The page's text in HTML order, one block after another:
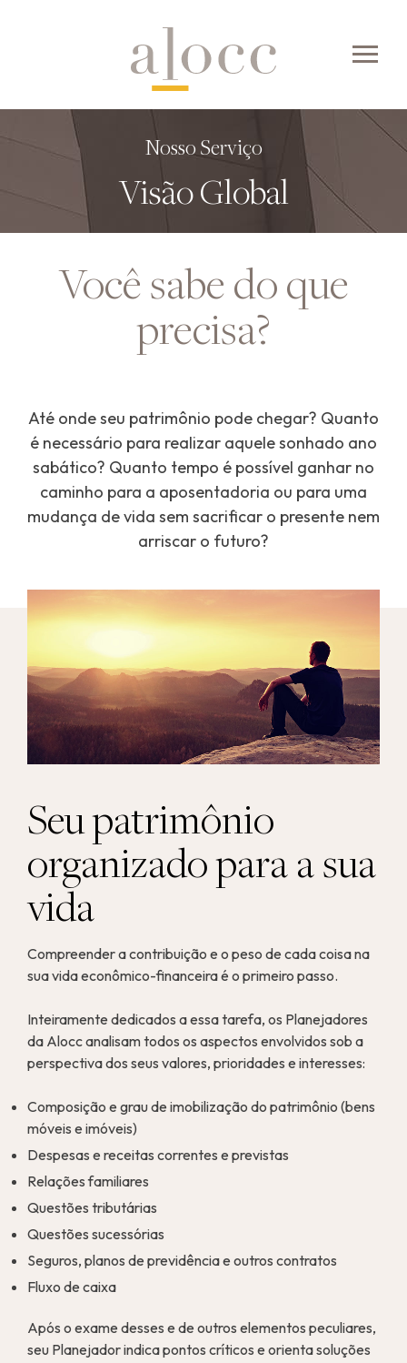
Nosso Serviço
Visão Global
Você sabe do que
precisa?
Até onde seu patrimônio pode chegar? Quanto
é necessário para realizar aquele sonhado ano
sabático? Quanto tempo é possível ganhar no
caminho para a aposentadoria ou para uma
mudança de vida sem sacrificar o presente nem
arriscar o futuro?
Seu patrimônio
organizado para a sua
vida
Compreender a contribuição e o peso de cada coisa na
sua vida econômico-financeira é o primeiro passo.
Inteiramente dedicados a essa tarefa, os Planejadores
da Alocc analisam todos os aspectos envolvidos sob a
perspectiva dos seus valores, prioridades e interesses:
Composição e grau de imobilização do patrimônio (bens
móveis e imóveis)
Despesas e receitas correntes e previstas
Relações familiares
Questões tributárias
Questões sucessórias
Seguros, planos de previdência e outros contratos
Fluxo de caixa
Após o exame desses e de outros elementos peculiares,
seu Planejador indica pontos críticos e orienta soluções